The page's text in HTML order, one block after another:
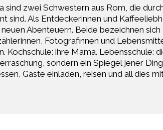
sind zwei Schwestern aus Rom, die
sind. Als Entdeckerinnen und
Abenteuern. Beide bezeichnen
Fotografinnen und
Kochschule: ihre Mama. Lebensschule:
sondern ein Spiegel jener
Gäste einladen, reisen und all dies